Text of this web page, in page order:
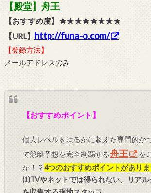
【殿堂】舟王
【おすすめ度】★★★★★★★★
【URL】 http://funa-o.com/
【登録方法】
メールアドレスのみ
【おすすめポイント】
個人レベルをはるかに超えた専門的か
で競艇予想を完全制覇する舟王
を
か！？4つのおすすめポイントがありま
(1)TVやネットでは得られない、リア